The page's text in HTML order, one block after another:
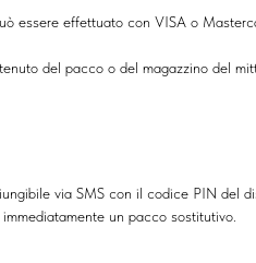
essere effettuato con VISA o
del pacco o del magazzino del
via SMS con il codice PIN del
un pacco sostitutivo.